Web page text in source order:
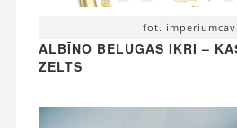
fot.
ALBĪNO BELUGAS IKRI –
ZELTS